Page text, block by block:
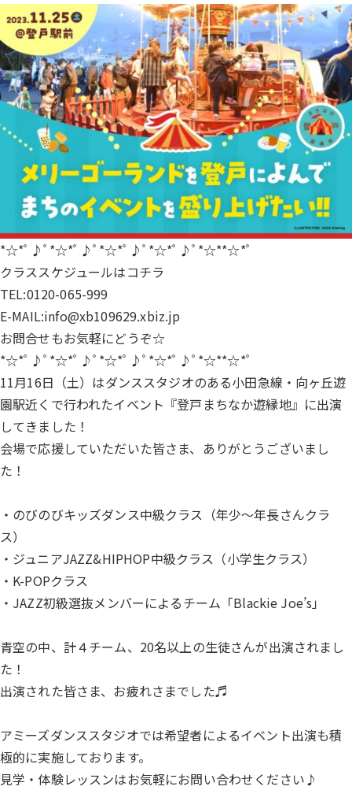
*☆*ﾟ♪ﾟ*☆*ﾟ♪ﾟ*☆*ﾟ♪ﾟ*☆*ﾟ♪ﾟ*☆**☆*ﾟ
クラススケジュールはコチラ
TEL:0120-065-999
E-MAIL:info@xb109629.xbiz.jp
お問合せもお気軽にどうぞ☆
*☆*ﾟ♪ﾟ*☆*ﾟ♪ﾟ*☆*ﾟ♪ﾟ*☆*ﾟ♪ﾟ*☆**☆*ﾟ
11月16日（土）はダンススタジオのある小田急線・向ヶ丘遊
園駅近くで行われたイベント『登戸まちなか遊縁地』に出演
してきました！
会場で応援していただいた皆さま、ありがとうございまし
た！
・のびのびキッズダンス中級クラス（年少～年長さんクラ
ス）
・ジュニアJAZZ&HIPHOP中級クラス（小学生クラス）
・K-POPクラス
・JAZZ初級選抜メンバーによるチーム「Blackie Joe’s」
青空の中、計４チーム、20名以上の生徒さんが出演されまし
た！
出演された皆さま、お疲れさまでした♬
アミーズダンススタジオでは希望者によるイベント出演も積
極的に実施しております。
見学・体験レッスンはお気軽にお問い合わせください♪